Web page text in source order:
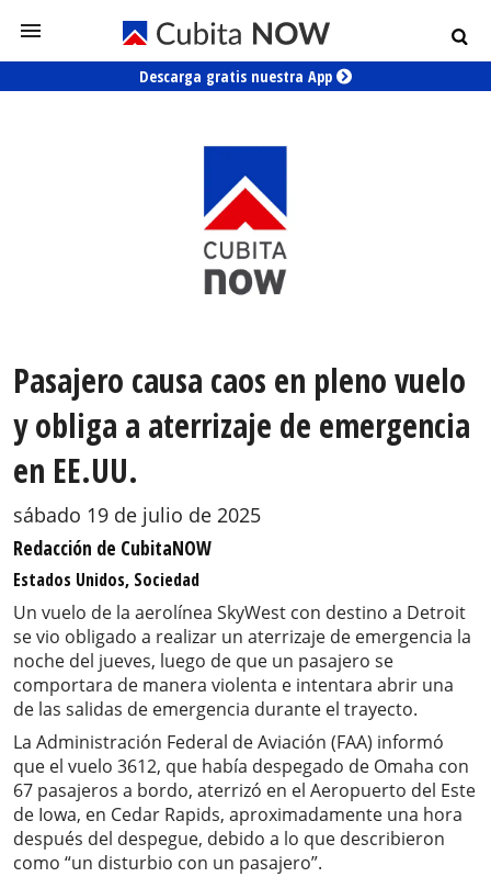
Descarga gratis nuestra App
Pasajero causa caos en pleno vuelo
y obliga a aterrizaje de emergencia
en EE.UU.
sábado 19 de julio de 2025
Redacción de CubitaNOW
Estados Unidos, Sociedad
Un vuelo de la aerolínea SkyWest con destino a Detroit
se vio obligado a realizar un aterrizaje de emergencia la
noche del jueves, luego de que un pasajero se
comportara de manera violenta e intentara abrir una
de las salidas de emergencia durante el trayecto.
La Administración Federal de Aviación (FAA) informó
que el vuelo 3612, que había despegado de Omaha con
67 pasajeros a bordo, aterrizó en el Aeropuerto del Este
de Iowa, en Cedar Rapids, aproximadamente una hora
después del despegue, debido a lo que describieron
como “un disturbio con un pasajero”.